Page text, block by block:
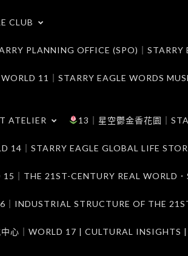
CLUB
PLANNING OFFICE (SPO)｜STARRY
11｜STARRY EAGLE WORDS
ATELIER 13｜星空鬱金香花園｜
14｜STARRY EAGLE GLOBAL LIFE
｜THE 21ST-CENTURY REAL WORLD
INDUSTRIAL STRUCTURE OF THE
心｜WORLD 17 | CULTURAL INSIGHTS